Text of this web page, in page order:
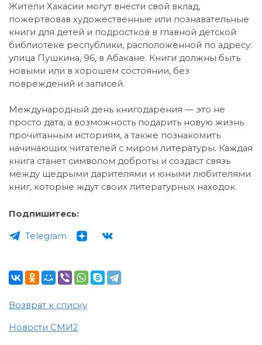
Жители Хакасии могут внести свой вклад,
пожертвовав художественные или познавательные
книги для детей и подростков в главной детской
библиотеке республики, расположенной по адресу:
улица Пушкина, 96, в Абакане. Книги должны быть
новыми или в хорошем состоянии, без
повреждений и записей.
Международный день книгодарения — это не
просто дата, а возможность подарить новую жизнь
прочитанным историям, а также познакомить
начинающих читателей с миром литературы. Каждая
книга станет символом доброты и создаст связь
между щедрыми дарителями и юными любителями
книг, которые ждут своих литературных находок.
Подпишитесь:
Telegram
Возврат к списку
Новости СМИ2